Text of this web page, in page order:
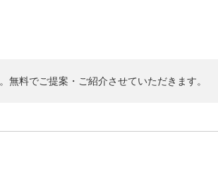
料でご提案・ご紹介させていただきます。